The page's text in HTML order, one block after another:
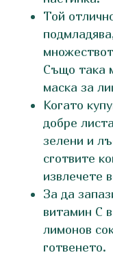
Той
Също така
маска за
Когато
добре
зелени и
сготвите
извлечете
За да
витамин C
лимонов
готвенето.